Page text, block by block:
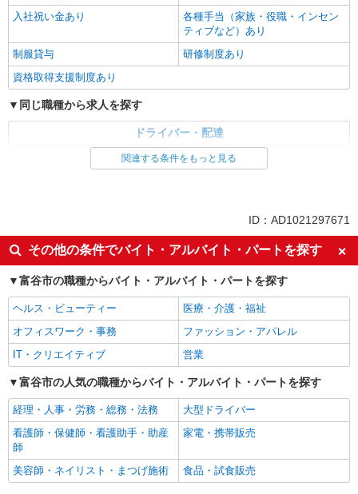
入社祝い金あり
各種手当（家族・役職・インセン
ティブなど）あり
制服貸与
研修制度あり
資格取得支援制度あり
同じ職種から求人を探す
ドライバー・配達
同じ特徴から求人を探す
交通費支給
社会保険あり
社宅・寮あり
産休・育休取得実績あり
関連する条件をもっと見る
ID：AD1021297671
その他の条件でバイト・アルバイト・パートを探す
富谷市の職種からバイト・アルバイト・パートを探す
ヘルス・ビューティー
医療・介護・福祉
オフィスワーク・事務
ファッション・アパレル
IT・クリエイティブ
営業
富谷市の人気の職種からバイト・アルバイト・パートを探す
経理・人事・労務・総務・法務
大型ドライバー
看護師・保健師・看護助手・助産
師
家電・携帯販売
美容師・ネイリスト・まつげ施術 食品・試食販売